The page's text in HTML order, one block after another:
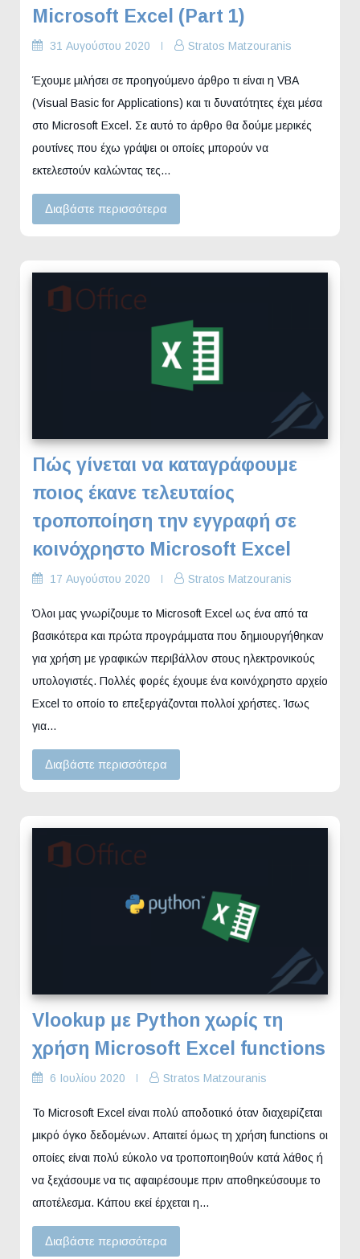
Microsoft Excel (Part 1)
31 Αυγούστου 2020 Stratos Matzouranis
Έχουμε μιλήσει σε προηγούμενο άρθρο τι είναι η VBA
(Visual Basic for Applications) και τι δυνατότητες έχει μέσα
στο Microsoft Excel. Σε αυτό το άρθρο θα δούμε μερικές
ρουτίνες που έχω γράψει οι οποίες μπορούν να
εκτελεστούν καλώντας τες…
Διαβάστε περισσότερα
Πώς γίνεται να καταγράφουμε
ποιος έκανε τελευταίος
τροποποίηση την εγγραφή σε
κοινόχρηστο Microsoft Excel
17 Αυγούστου 2020 Stratos Matzouranis
Όλοι μας γνωρίζουμε το Microsoft Excel ως ένα από τα
βασικότερα και πρώτα προγράμματα που δημιουργήθηκαν
για χρήση με γραφικών περιβάλλον στους ηλεκτρονικούς
υπολογιστές. Πολλές φορές έχουμε ένα κοινόχρηστο αρχείο
Excel το οποίο το επεξεργάζονται πολλοί χρήστες. Ίσως
για…
Διαβάστε περισσότερα
Vlookup με Python χωρίς τη
χρήση Microsoft Excel functions
6 Ιουλίου 2020 Stratos Matzouranis
Το Microsoft Excel είναι πολύ αποδοτικό όταν διαχειρίζεται
μικρό όγκο δεδομένων. Απαιτεί όμως τη χρήση functions οι
οποίες είναι πολύ εύκολο να τροποποιηθούν κατά λάθος ή
να ξεχάσουμε να τις αφαιρέσουμε πριν αποθηκεύσουμε το
αποτέλεσμα. Κάπου εκεί έρχεται η…
Διαβάστε περισσότερα